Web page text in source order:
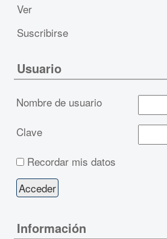
Ver
Suscribirse
Usuario
Nombre de usuario
Clave
Recordar mis datos
Información